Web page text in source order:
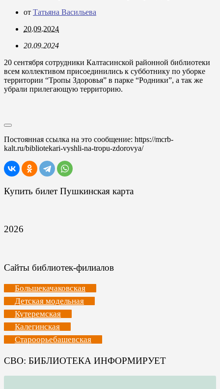
от Татьяна Васильева
20.09.2024
20.09.2024
20 сентября сотрудники Калтасинской районной библиотеки
всем коллективом присоединились к субботнику по уборке
территории “Тропы Здоровья” в парке “Родники”, а так же
убрали прилегающую территорию.
Постоянная ссылка на это сообщение: https://mcrb-
kalt.ru/bibliotekari-vyshli-na-tropu-zdorovya/
Купить билет Пушкинская карта
2026
Сайты библиотек-филиалов
Большекачаковская
Детская модельная
Кутеремская
Калегинская
Староорьебашевская
СВО: БИБЛИОТЕКА ИНФОРМИРУЕТ